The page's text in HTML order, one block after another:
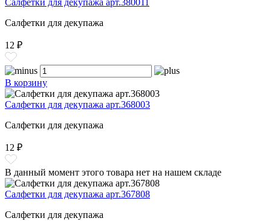
Салфетки для декупажа арт.380011
Салфетки для декупажа
12 ₽
В корзину
Салфетки для декупажа арт.368003
Салфетки для декупажа
12 ₽
В данный момент этого товара нет на нашем складе
Салфетки для декупажа арт.367808
Салфетки для декупажа